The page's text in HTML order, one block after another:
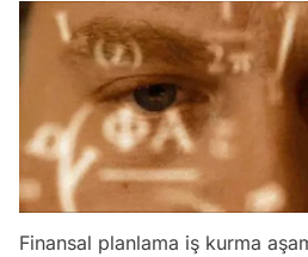
Finansal planlama iş kurma